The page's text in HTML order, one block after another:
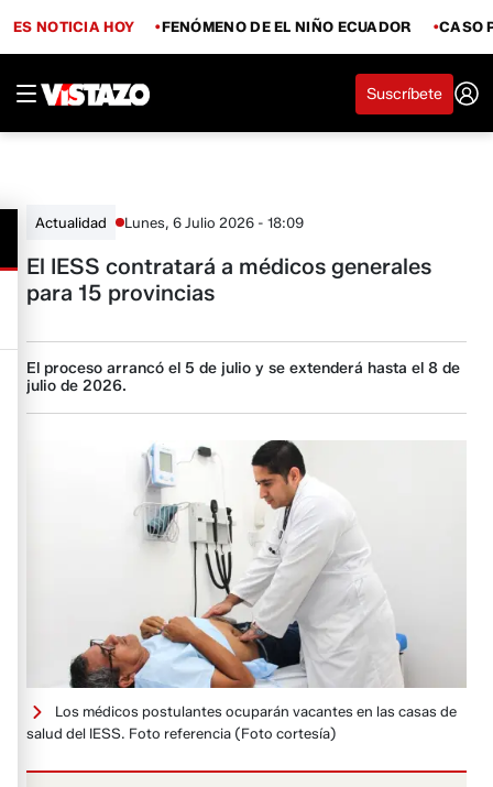
ES NOTICIA HOY FENÓMENO DE EL NIÑO ECUADOR CASO
Suscríbete
Actualidad Lunes, 6 Julio 2026 - 18:09
El IESS contratará a médicos generales
para 15 provincias
El proceso arrancó el 5 de julio y se extenderá hasta el 8 de
julio de 2026.
Los médicos postulantes ocuparán vacantes en las casas de
salud del IESS. Foto referencia (Foto cortesía)